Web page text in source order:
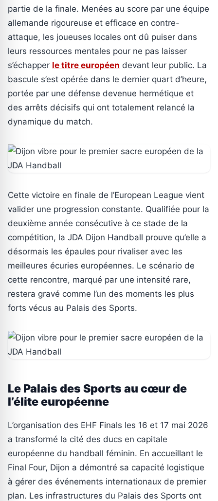
partie de la finale. Menées au score par une équipe
allemande rigoureuse et efficace en contre-
attaque, les joueuses locales ont dû puiser dans
leurs ressources mentales pour ne pas laisser
s’échapper le titre européen devant leur public. La
bascule s’est opérée dans le dernier quart d’heure,
portée par une défense devenue hermétique et
des arrêts décisifs qui ont totalement relancé la
dynamique du match.
Cette victoire en finale de l’European League vient
valider une progression constante. Qualifiée pour la
deuxième année consécutive à ce stade de la
compétition, la JDA Dijon Handball prouve qu’elle a
désormais les épaules pour rivaliser avec les
meilleures écuries européennes. Le scénario de
cette rencontre, marqué par une intensité rare,
restera gravé comme l’un des moments les plus
forts vécus au Palais des Sports.
Le Palais des Sports au cœur de
l’élite européenne
L’organisation des EHF Finals les 16 et 17 mai 2026
a transformé la cité des ducs en capitale
européenne du handball féminin. En accueillant le
Final Four, Dijon a démontré sa capacité logistique
à gérer des événements internationaux de premier
plan. Les infrastructures du Palais des Sports ont